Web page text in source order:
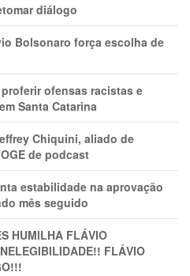
diálogo
Bolsonaro força escolha de
ofensas racistas e
Santa Catarina
Chiquini, aliado de
de podcast
estabilidade na aprovação
mês seguido
HUMlLHA FLÁVIO
FLÁVIO